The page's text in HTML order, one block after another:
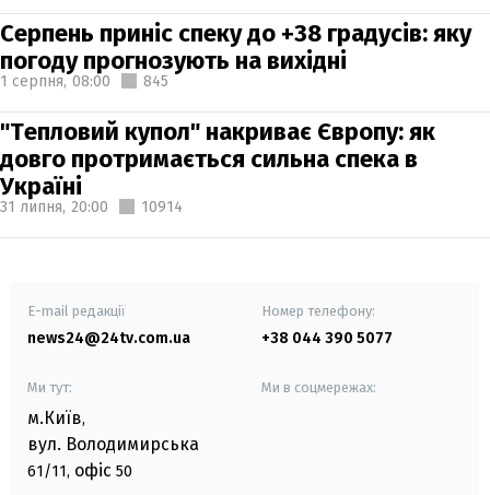
Серпень приніс спеку до +38 градусів: яку
погоду прогнозують на вихідні
1 серпня, 08:00 845
"Тепловий купол" накриває Європу: як
довго протримається сильна спека в
Україні
31 липня, 20:00 10914
E-mail редакції
news24@24tv.com.ua
Номер телефону:
+38 044 390 5077
Ми тут:
м.Київ,
вул. Володимирська
61/11, офіс 50
Ми в соцмережах: